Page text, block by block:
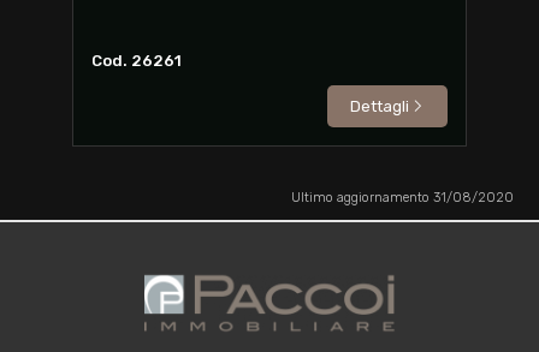
Cod. 26261
Dettagli
Ultimo aggiornamento 31/08/2020